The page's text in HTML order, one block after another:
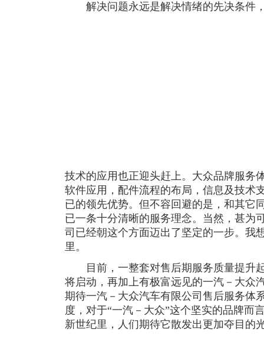
解决问题永远是解决情绪的先决条件
技术的应用也正迎头赶上。大众品牌服务
软件应用，配件流程的布局，信息及技术
已的领先优势。但不容回避的是，和其它
已一条十分清晰的服务理念。当然，甚为
司已经朝这个方面迈出了坚定的一步。我
里。
目前，一整套对售后期服务质量提升
将启动，再加上有极富远见的一汽－大众
期待一汽－大众汽车有限公司售后服务体
度，对于“一汽－大众”这个坚实的品牌而
新世纪里，人们期待它散发出更加夺目的